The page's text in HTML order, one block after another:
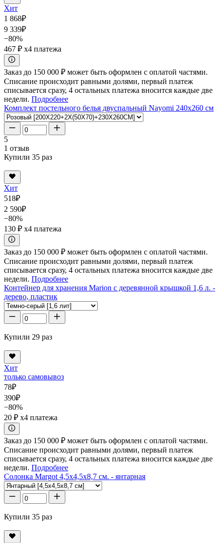
Хит
1 868₽
9 339₽
−80%
467 ₽ x4 платежа
Заказ до 150 000 ₽ может быть оформлен с оплатой частями.
Списание происходит равными долями, первый платеж
списывается сразу, 4 остальных платежа вносится каждые две
недели. Подробнее
Комплект постельного белья двуспальный Nayomi 240x260 см
5
1 отзыв
Купили 35 раз
Хит
518₽
2 590₽
−80%
130 ₽ x4 платежа
Заказ до 150 000 ₽ может быть оформлен с оплатой частями.
Списание происходит равными долями, первый платеж
списывается сразу, 4 остальных платежа вносится каждые две
недели. Подробнее
Контейнер для хранения Marion с деревянной крышкой 1,6 л. -
дерево, пластик
Купили 29 раз
Хит
только самовывоз
78₽
390₽
−80%
20 ₽ x4 платежа
Заказ до 150 000 ₽ может быть оформлен с оплатой частями.
Списание происходит равными долями, первый платеж
списывается сразу, 4 остальных платежа вносится каждые две
недели. Подробнее
Солонка Margot 4,5x4,5x8,7 см. - янтарная
Купили 35 раз